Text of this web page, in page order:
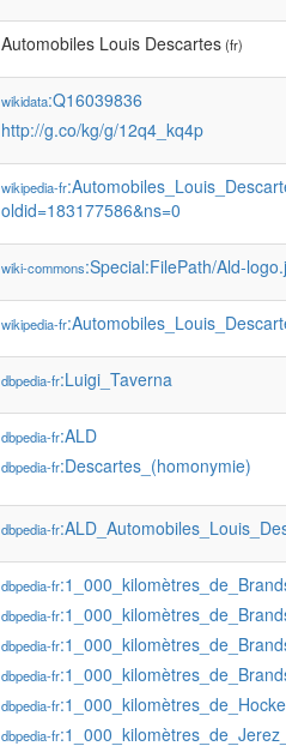
Automobiles Louis Descartes(fr)
wikidata:Q16039836
http://g.co/kg/g/12q4_kq4p
wikipedia-fr
oldid=183177586&ns=0
wiki-commons:Special:FilePath/Ald-
wikipedia-fr
dbpedia-fr:Luigi_Taverna
dbpedia-fr:ALD
dbpedia-fr:Descartes_(homonymie)
dbpedia-fr
dbpedia-fr
dbpedia-fr
dbpedia-fr
dbpedia-fr
dbpedia-fr
dbpedia-fr